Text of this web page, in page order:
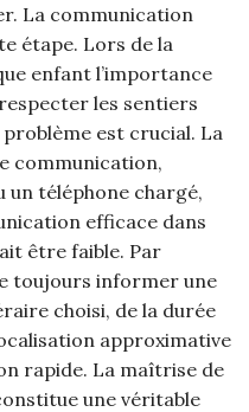
La communication
étape. Lors de la
enfant l’importance
les sentiers
est crucial. La
communication,
un téléphone chargé,
efficace dans
être faible. Par
toujours informer une
choisi, de la durée
approximative
rapide. La maîtrise de
une véritable